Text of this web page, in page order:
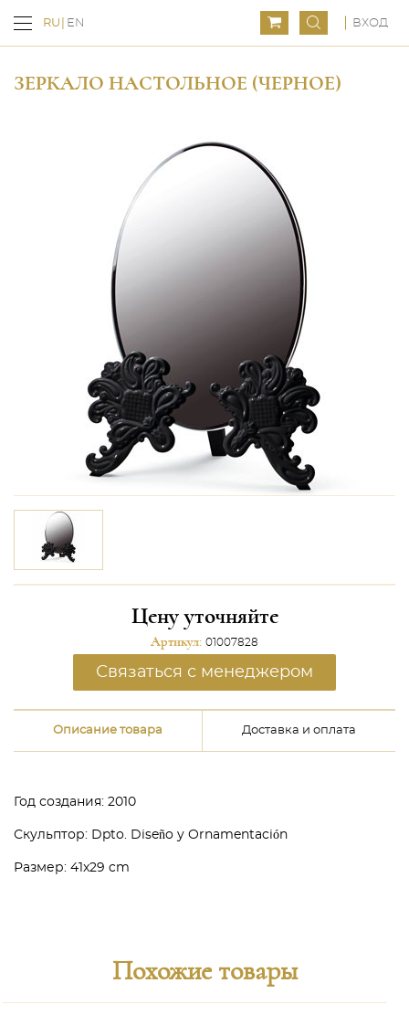
RU EN ВХОД
ЗЕРКАЛО НАСТОЛЬНОЕ (ЧЕРНОЕ)
Цену уточняйте
Артикул: 01007828
Связаться с менеджером
Описание товара Доставка и оплата
Год создания: 2010
Скульптор: Dpto. Diseño y Ornamentación
Размер: 41x29 cm
Похожие товары